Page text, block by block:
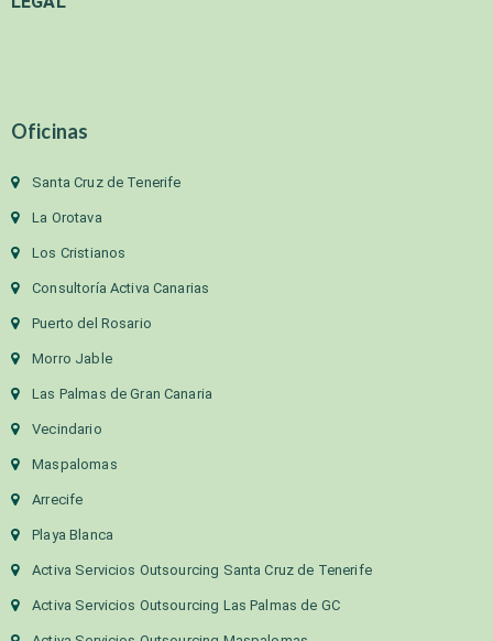
Oficinas
Santa Cruz de Tenerife
La Orotava
Los Cristianos
Consultoría Activa Canarias
Puerto del Rosario
Morro Jable
Las Palmas de Gran Canaria
Vecindario
Maspalomas
Arrecife
Playa Blanca
Activa Servicios Outsourcing Santa Cruz de Tenerife
Activa Servicios Outsourcing Las Palmas de GC